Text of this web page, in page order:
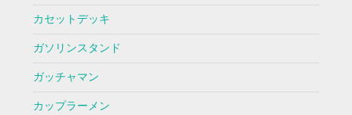
カセットデッキ
ガソリンスタンド
ガッチャマン
カップラーメン